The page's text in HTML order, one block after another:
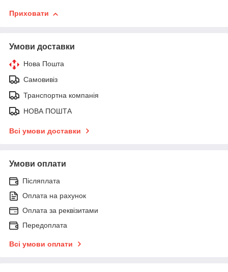
Приховати
Умови доставки
Нова Пошта
Самовивіз
Транспортна компанія
НОВА ПОШТА
Всі умови доставки
Умови оплати
Післяплата
Оплата на рахунок
Оплата за реквізитами
Передоплата
Всі умови оплати